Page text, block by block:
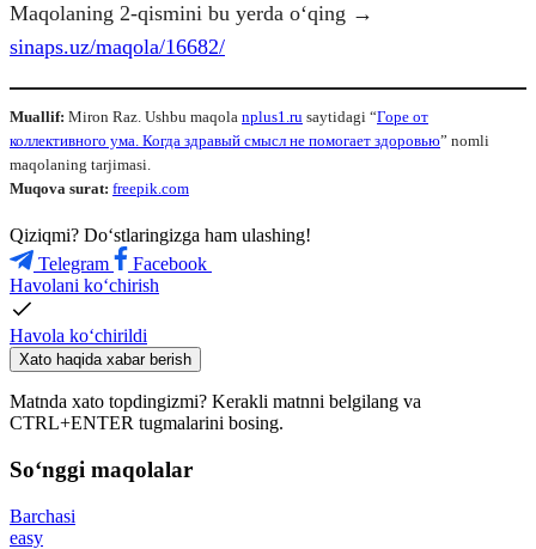
Maqolaning 2-qismini bu yerda o‘qing →
sinaps.uz/maqola/16682/
Muallif: Miron Raz. Ushbu maqola nplus1.ru saytidagi “Горе от
коллективного ума. Когда здравый смысл не помогает здоровью” nomli
maqolaning tarjimasi.
Muqova surat: freepik.com
Qiziqmi? Doʻstlaringizga ham ulashing!
Telegram
Facebook
Havolani ko‘chirish
Havola ko‘chirildi
Xato haqida xabar berish
Matnda xato topdingizmi? Kerakli matnni belgilang va
CTRL+ENTER tugmalarini bosing.
So‘nggi maqolalar
Barchasi
easy